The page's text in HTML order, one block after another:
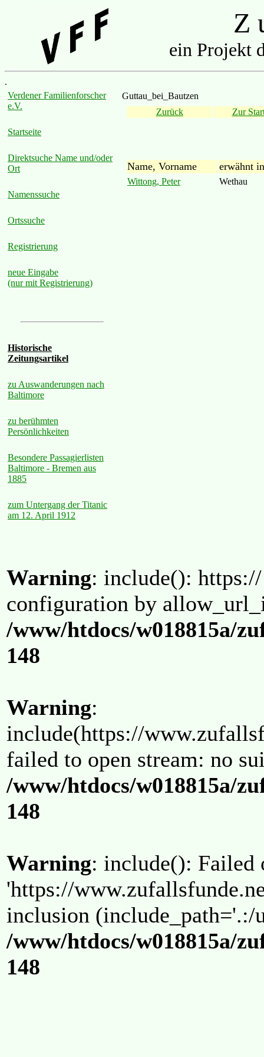
Z
ein Projekt
.
Verdener Familienforscher
e.V.
Startseite
Direktsuche Name und/oder
Ort
Namenssuche
Ortssuche
Registrierung
neue Eingabe
(nur mit Registrierung)
Historische
Zeitungsartikel
zu Auswanderungen nach
Baltimore
zu berühmten
Persönlichkeiten
Besondere Passagierlisten
Baltimore - Bremen aus
1885
zum Untergang der Titanic
am 12. April 1912
Guttau_bei_Bautzen
Zurück
Zur
Name, Vorname erwähnt in
Wittong, Peter Wethau
Warning: include():
configuration by
/www/htdocs/w018815a/
148
Warning:
include(https://
failed to open stream: no
/www/htdocs/w018815a/
148
Warning: include(): Failed
'https://
inclusion (include_path='.:/
/www/htdocs/w018815a/
148